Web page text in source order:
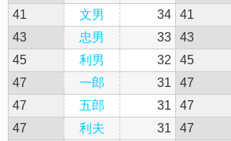
41
文男 34 41
43
忠男 33 43
45
利男 32 45
47
一郎 31 47
47
五郎 31 47
47
利夫 31 47